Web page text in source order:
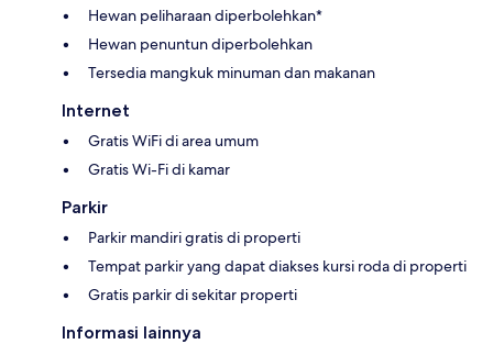
Hewan peliharaan diperbolehkan*
Hewan penuntun diperbolehkan
Tersedia mangkuk minuman dan makanan
Internet
Gratis WiFi di area umum
Gratis Wi-Fi di kamar
Parkir
Parkir mandiri gratis di properti
Tempat parkir yang dapat diakses kursi roda di properti
Gratis parkir di sekitar properti
Informasi lainnya